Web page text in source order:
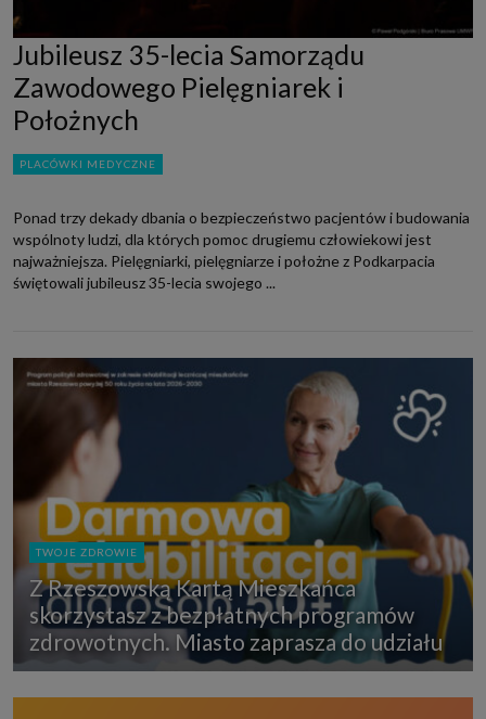
Jubileusz 35-lecia Samorządu
Zawodowego Pielęgniarek i
Położnych
PLACÓWKI MEDYCZNE
Ponad trzy dekady dbania o bezpieczeństwo pacjentów i budowania
wspólnoty ludzi, dla których pomoc drugiemu człowiekowi jest
najważniejsza. Pielęgniarki, pielęgniarze i położne z Podkarpacia
świętowali jubileusz 35-lecia swojego ...
TWOJE ZDROWIE
Z Rzeszowską Kartą Mieszkańca
skorzystasz z bezpłatnych programów
zdrowotnych. Miasto zaprasza do udziału